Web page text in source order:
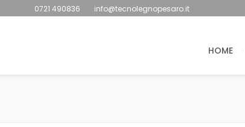
0721 490836 info@tecnolegnopesaro.it
HOME